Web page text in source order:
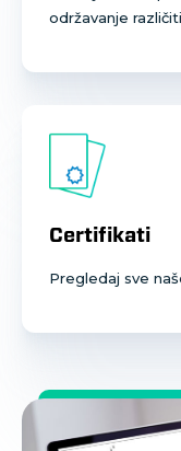
održavanje
Certifikati
Pregledaj sve